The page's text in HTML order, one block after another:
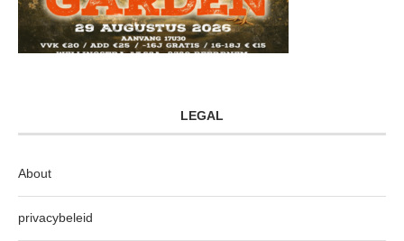
LEGAL
About
privacybeleid